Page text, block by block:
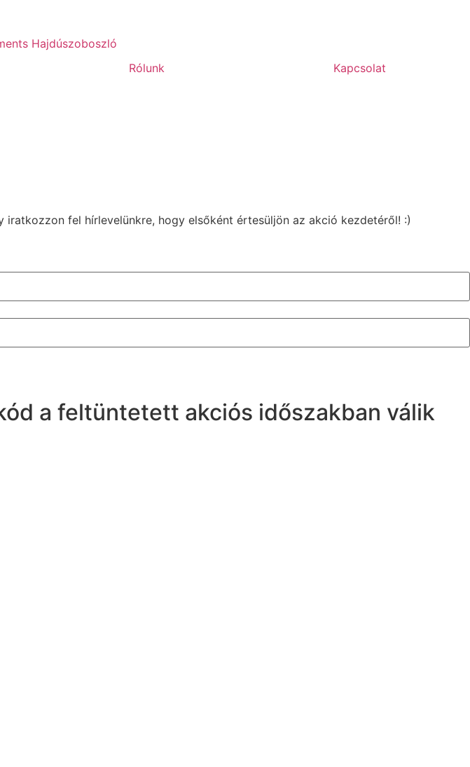
Rólunk
Kapcsolat
iratkozzon fel hírlevelünkre, hogy elsőként értesüljön az akció kezdetéről! :)
a feltüntetett akciós időszakban válik